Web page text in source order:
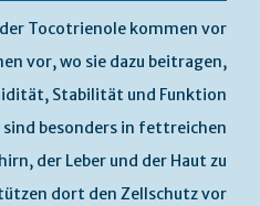
Tocotrienole kommen vor
vor, wo sie dazu beitragen,
Stabilität und Funktion
besonders in fettreichen
der Leber und der Haut zu
dort den Zellschutz vor